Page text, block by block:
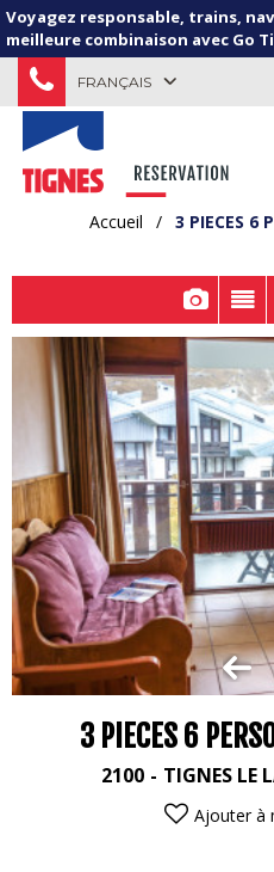
Voyagez responsable, trains,
meilleure combinaison avec Go
FRANÇAIS
Accueil / 3 PIECES 6
3 PIECES 6
2100 TIGNES LE
Ajouter à